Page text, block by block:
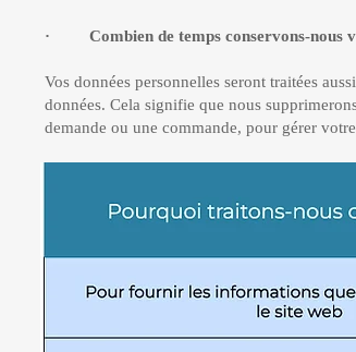
· Combien de temps conservons-nous
Vos données personnelles seront traitées
données. Cela signifie que nous
demande ou une commande, pour gérer